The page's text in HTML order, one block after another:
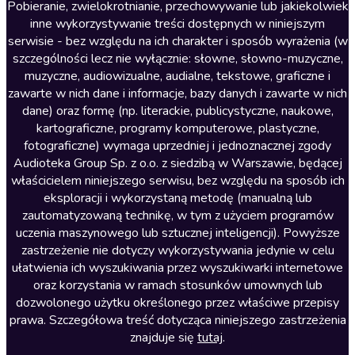
Literatura anglojęzyczna
Literatura faktu
Literatura obyczajowa
Literatura piękna obca
Literatura piękna polska
Nagrania relaksacyjne
Nauka języków
Nauki humanistyczne
Podcasty i audycje
Polityka
Prasa
Religia
Romans
Pobieranie, zwielokrotnianie, przechowywanie lub jakiekolwiek
inne wykorzystywanie treści dostępnych w niniejszym
serwisie - bez względu na ich charakter i sposób wyrażenia (w
szczególności lecz nie wyłącznie: słowne, słowno-muzyczne,
muzyczne, audiowizualne, audialne, tekstowe, graficzne i
zawarte w nich dane i informacje, bazy danych i zawarte w nich
dane) oraz formę (np. literackie, publicystyczne, naukowe,
kartograficzne, programy komputerowe, plastyczne,
fotograficzne) wymaga uprzedniej i jednoznacznej zgody
Audioteka Group Sp. z o.o. z siedzibą w Warszawie, będącej
właścicielem niniejszego serwisu, bez względu na sposób ich
eksploracji i wykorzystaną metodę (manualną lub
zautomatyzowaną technikę, w tym z użyciem programów
uczenia maszynowego lub sztucznej inteligencji). Powyższe
zastrzeżenie nie dotyczy wykorzystywania jedynie w celu
ułatwienia ich wyszukiwania przez wyszukiwarki internetowe
oraz korzystania w ramach stosunków umownych lub
dozwolonego użytku określonego przez właściwe przepisy
prawa. Szczegółowa treść dotycząca niniejszego zastrzeżenia
znajduje się tutaj.